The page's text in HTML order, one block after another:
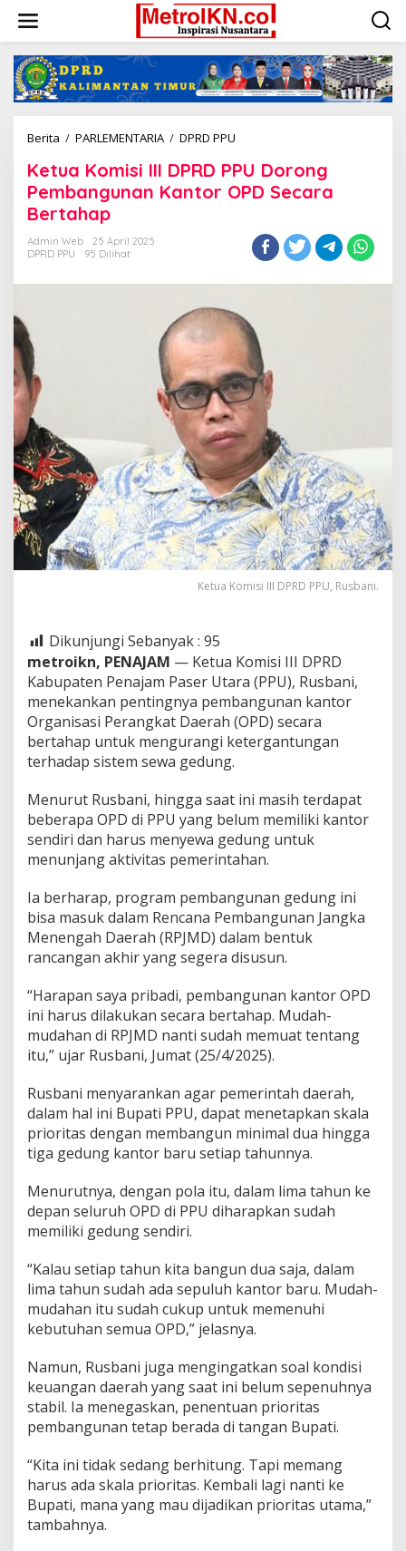
konten
Berita / PARLEMENTARIA / DPRD PPU
III
DPRD
PPU
Pembangunan
Kantor
Secara
Ketua Komisi III DPRD PPU Dorong
Pembangunan Kantor OPD Secara
Bertahap
Admin Web
25 April 2025
DPRD PPU
95 Dilihat
Ketua Komisi III DPRD PPU, Rusbani.
Dikunjungi Sebanyak : 95
metroikn, PENAJAM — Ketua Komisi III DPRD
Kabupaten Penajam Paser Utara (PPU), Rusbani,
menekankan pentingnya pembangunan kantor
Organisasi Perangkat Daerah (OPD) secara
bertahap untuk mengurangi ketergantungan
terhadap sistem sewa gedung.
Menurut Rusbani, hingga saat ini masih terdapat
beberapa OPD di PPU yang belum memiliki kantor
sendiri dan harus menyewa gedung untuk
menunjang aktivitas pemerintahan.
Ia berharap, program pembangunan gedung ini
bisa masuk dalam Rencana Pembangunan Jangka
Menengah Daerah (RPJMD) dalam bentuk
rancangan akhir yang segera disusun.
“Harapan saya pribadi, pembangunan kantor OPD
ini harus dilakukan secara bertahap. Mudah-
mudahan di RPJMD nanti sudah memuat tentang
itu,” ujar Rusbani, Jumat (25/4/2025).
Rusbani menyarankan agar pemerintah daerah,
dalam hal ini Bupati PPU, dapat menetapkan skala
prioritas dengan membangun minimal dua hingga
tiga gedung kantor baru setiap tahunnya.
Menurutnya, dengan pola itu, dalam lima tahun ke
depan seluruh OPD di PPU diharapkan sudah
memiliki gedung sendiri.
“Kalau setiap tahun kita bangun dua saja, dalam
lima tahun sudah ada sepuluh kantor baru. Mudah-
mudahan itu sudah cukup untuk memenuhi
kebutuhan semua OPD,” jelasnya.
Namun, Rusbani juga mengingatkan soal kondisi
keuangan daerah yang saat ini belum sepenuhnya
stabil. Ia menegaskan, penentuan prioritas
pembangunan tetap berada di tangan Bupati.
“Kita ini tidak sedang berhitung. Tapi memang
harus ada skala prioritas. Kembali lagi nanti ke
Bupati, mana yang mau dijadikan prioritas utama,”
tambahnya.